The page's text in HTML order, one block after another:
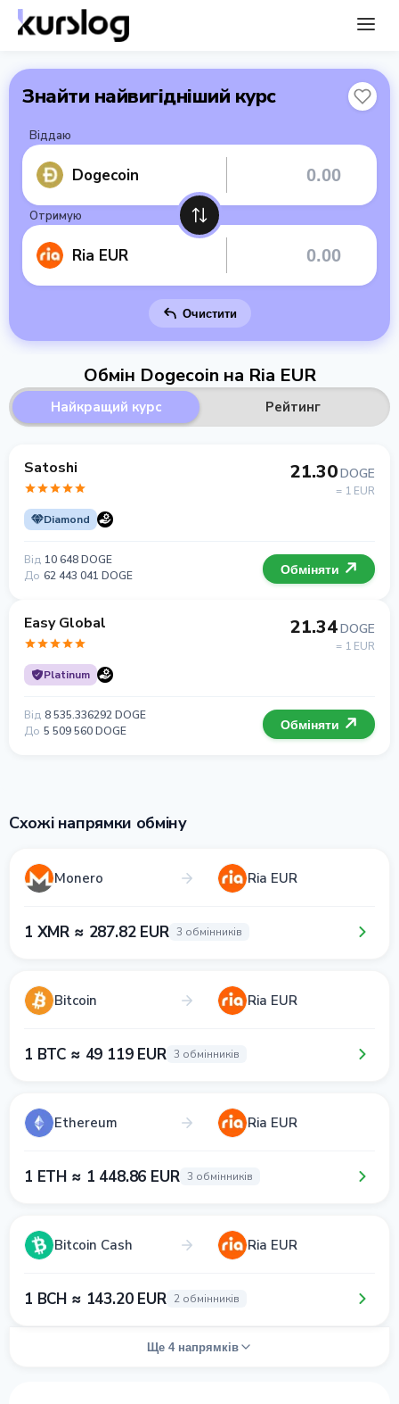
Знайти найвигідніший курс
Віддаю
Dogecoin
Отримую
Ria EUR
Очистити
Обмін Dogecoin на Ria EUR
Найкращий курс Рейтинг
Satoshi
Diamond
21.30DOGE
= 1 EUR
Від 10 648 DOGE
До 62 443 041 DOGE Обміняти
Easy Global
Platinum
21.34DOGE
= 1 EUR
Від 8 535.336292 DOGE
До 5 509 560 DOGE Обміняти
Схожі напрямки обміну
Monero Ria EUR
1 XMR ≈ 287.82 EUR 3 обмінників
Bitcoin Ria EUR
1 BTC ≈ 49 119 EUR 3 обмінників
Ethereum Ria EUR
1 ETH ≈ 1 448.86 EUR 3 обмінників
Bitcoin Cash Ria EUR
1 BCH ≈ 143.20 EUR 2 обмінників
Ще 4 напрямків